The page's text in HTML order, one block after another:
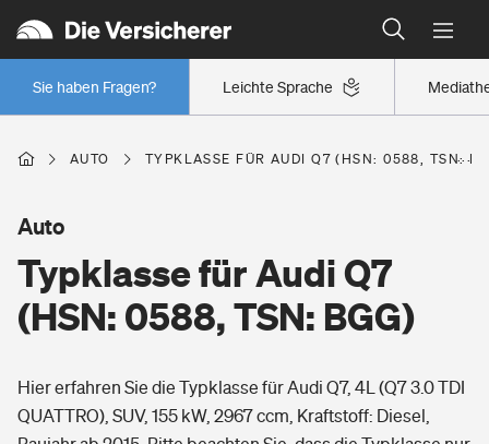
Leichte Sprache
Sie haben Fragen?
Wer versichert was: Jetzt Versicherer finden
Regionalklassen: So ist Ihre Region eingestuft
Wer versichert was: Jetzt Versicherer finden
Berufsunfähigkeitsversicherung
Erwerbsunfähigkeitsversicherung
Grundfähigkeitsversicherung
Wohnen
Freizeit
AUTO TYPKLASSE FÜR AUDI Q7 (HSN: 0588, TSN:
Typklasse für Audi Q7
(HSN: 0588, TSN: BGG)
Auto
Hier erfahren Sie die Typklasse für Audi Q7, 4L (Q7 3.0 TDI
QUATTRO), SUV, 155 kW, 2967 ccm, Kraftstoff: Diesel,